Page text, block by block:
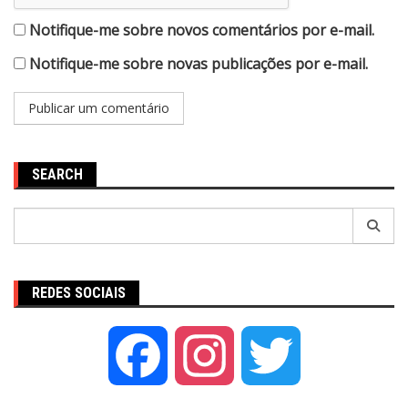
Notifique-me sobre novos comentários por e-mail.
Notifique-me sobre novas publicações por e-mail.
SEARCH
REDES SOCIAIS
Facebook Instagram